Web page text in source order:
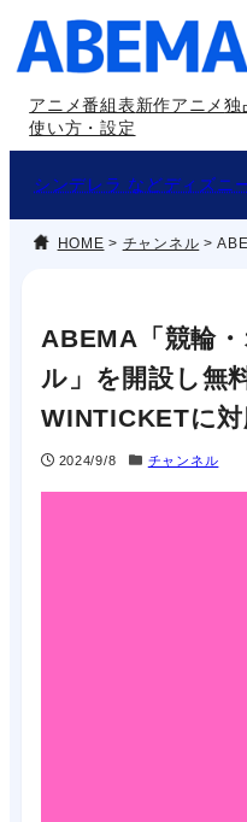
容
アニメ番組表新作アニメ独
使い方・設定
シンデレラ などディズニ
HOME > チャンネル >
ABEMA「競輪
ル」を開設し無
WINTICKETに対
2024/9/8 チャンネル